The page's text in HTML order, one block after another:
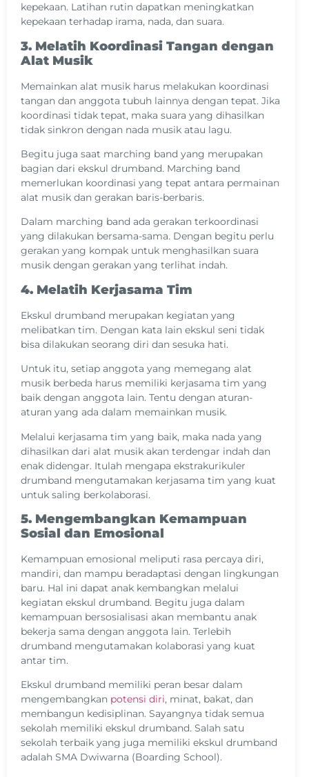
kepekaan. Latihan rutin dapatkan meningkatkan
kepekaan terhadap irama, nada, dan suara.
3. Melatih Koordinasi Tangan dengan
Alat Musik
Memainkan alat musik harus melakukan koordinasi
tangan dan anggota tubuh lainnya dengan tepat. Jika
koordinasi tidak tepat, maka suara yang dihasilkan
tidak sinkron dengan nada musik atau lagu.
Begitu juga saat marching band yang merupakan
bagian dari ekskul drumband. Marching band
memerlukan koordinasi yang tepat antara permainan
alat musik dan gerakan baris-berbaris.
Dalam marching band ada gerakan terkoordinasi
yang dilakukan bersama-sama. Dengan begitu perlu
gerakan yang kompak untuk menghasilkan suara
musik dengan gerakan yang terlihat indah.
4. Melatih Kerjasama Tim
Ekskul drumband merupakan kegiatan yang
melibatkan tim. Dengan kata lain ekskul seni tidak
bisa dilakukan seorang diri dan sesuka hati.
Untuk itu, setiap anggota yang memegang alat
musik berbeda harus memiliki kerjasama tim yang
baik dengan anggota lain. Tentu dengan aturan-
aturan yang ada dalam memainkan musik.
Melalui kerjasama tim yang baik, maka nada yang
dihasilkan dari alat musik akan terdengar indah dan
enak didengar. Itulah mengapa ekstrakurikuler
drumband mengutamakan kerjasama tim yang kuat
untuk saling berkolaborasi.
5. Mengembangkan Kemampuan
Sosial dan Emosional
Kemampuan emosional meliputi rasa percaya diri,
mandiri, dan mampu beradaptasi dengan lingkungan
baru. Hal ini dapat anak kembangkan melalui
kegiatan ekskul drumband. Begitu juga dalam
kemampuan bersosialisasi akan membantu anak
bekerja sama dengan anggota lain. Terlebih
drumband mengutamakan kolaborasi yang kuat
antar tim.
Ekskul drumband memiliki peran besar dalam
mengembangkan potensi diri, minat, bakat, dan
membangun kedisiplinan. Sayangnya tidak semua
sekolah memiliki ekskul drumband. Salah satu
sekolah terbaik yang juga memiliki ekskul drumband
adalah SMA Dwiwarna (Boarding School).